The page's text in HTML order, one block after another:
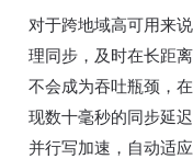
对于跨地域高可用来
理同步，及时在长距
不会成为吞吐瓶颈，
现数十毫秒的同步延
并行写加速，自动适